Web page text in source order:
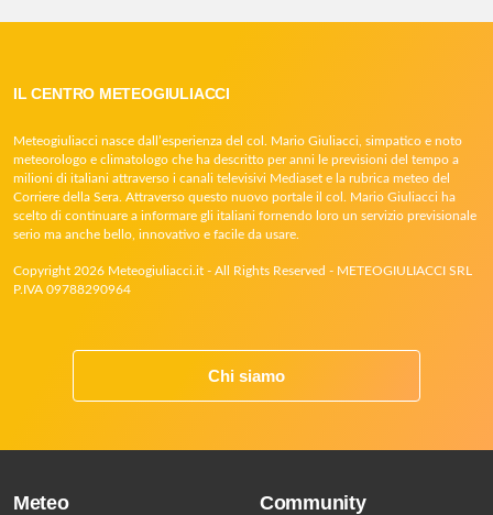
IL CENTRO METEOGIULIACCI
Meteogiuliacci nasce dall’esperienza del col. Mario Giuliacci, simpatico e noto
meteorologo e climatologo che ha descritto per anni le previsioni del tempo a
milioni di italiani attraverso i canali televisivi Mediaset e la rubrica meteo del
Corriere della Sera. Attraverso questo nuovo portale il col. Mario Giuliacci ha
scelto di continuare a informare gli italiani fornendo loro un servizio previsionale
serio ma anche bello, innovativo e facile da usare.
Copyright 2026 Meteogiuliacci.it - All Rights Reserved - METEOGIULIACCI SRL
P.IVA 09788290964
Chi siamo
Meteo Community